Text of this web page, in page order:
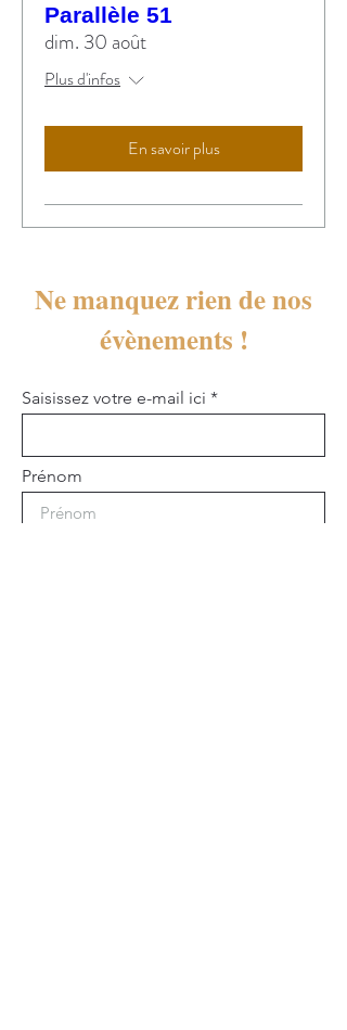
Parallèle 51
dim. 30 août
Plus d'infos
En savoir plus
Ne manquez rien de nos
évènements !
Saisissez votre e-mail ici
Prénom